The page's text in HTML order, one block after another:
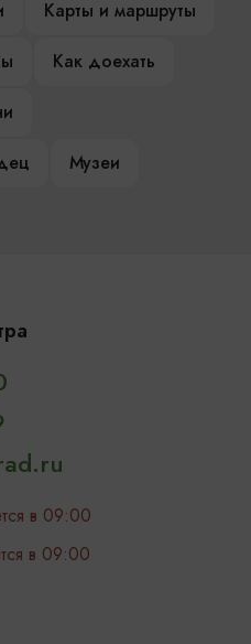
Карты и маршруты
Как доехать
Музеи
в 09:00
в 09:00